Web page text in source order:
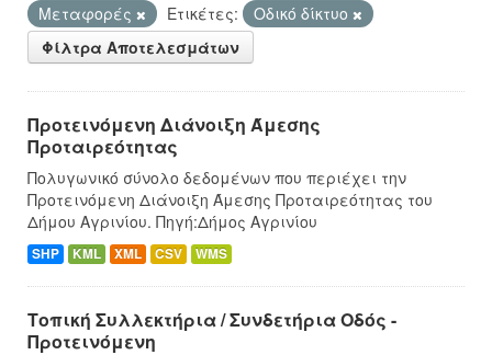
Μεταφορές
Ετικέτες:
Οδικό δίκτυο
Φίλτρα Αποτελεσμάτων
Προτεινόμενη Διάνοιξη Άμεσης
Προταιρεότητας
Πολυγωνικό σύνολο δεδομένων που περιέχει την
Προτεινόμενη Διάνοιξη Άμεσης Προταιρεότητας του
Δήμου Αγρινίου. Πηγή:Δήμος Αγρινίου
SHP KML XML CSV WMS
Τοπική Συλλεκτήρια / Συνδετήρια Οδός -
Προτεινόμενη